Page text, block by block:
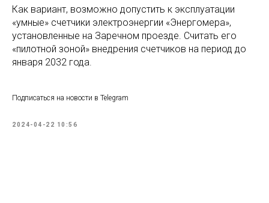
Как вариант, возможно допустить к эксплуатации
«умные» счетчики электроэнергии «Энергомера»,
установленные на Заречном проезде. Считать его
«пилотной зоной» внедрения счетчиков на период до
января 2032 года.
Подписаться на новости в Telegram
2024-04-22 10:56